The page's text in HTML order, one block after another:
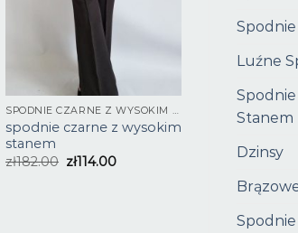
Spodnie
Luźne
Stanem
Dzinsy
Spodnie
SPODNIE CZARNE Z WYSOKIM STANEM
spodnie czarne z wysokim
stanem
zł182.00 zł114.00